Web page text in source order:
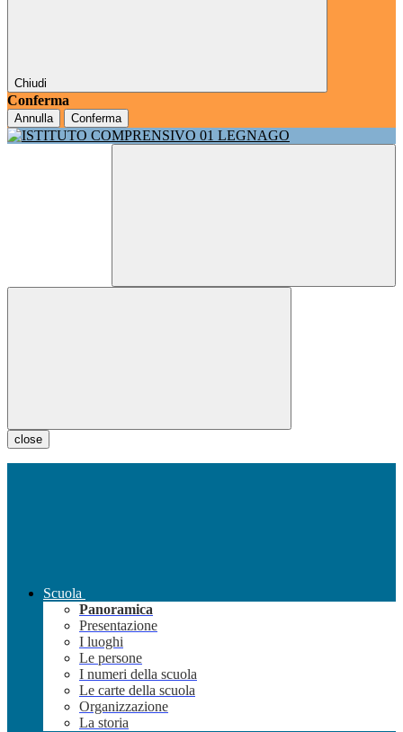
Chiudi
Conferma
Annulla Conferma
close
Scuola
Panoramica
Presentazione
I luoghi
Le persone
I numeri della scuola
Le carte della scuola
Organizzazione
La storia